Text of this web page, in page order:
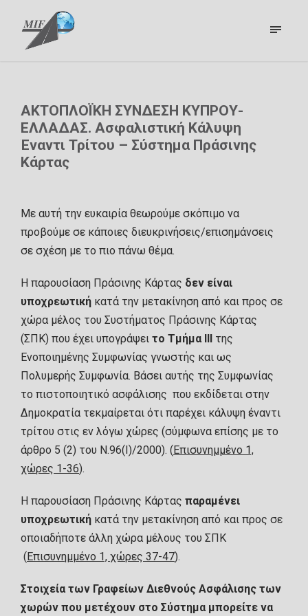
ΑΚΤΟΠΛΟΪΚΗ ΣΥΝΔΕΣΗ ΚΥΠΡΟΥ-
ΕΛΛΑΔΑΣ. Ασφαλιστική Κάλυψη
Έναντι Τρίτου – Σύστημα Πράσινης
Κάρτας
Με αυτή την ευκαιρία θεωρούμε σκόπιμο να
προβούμε σε κάποιες διευκρινήσεις/επισημάνσεις
σε σχέση με το πιο πάνω θέμα.
Η παρουσίαση Πράσινης Κάρτας δεν είναι
υποχρεωτική κατά την μετακίνηση από και προς σε
χώρα μέλος του Συστήματος Πράσινης Κάρτας
(ΣΠΚ) που έχει υπογράψει το Τμήμα ΙΙΙ της
Ενοποιημένης Συμφωνίας γνωστής και ως
Πολυμερής Συμφωνία. Βάσει αυτής της Συμφωνίας
το πιστοποιητικό ασφάλισης που εκδίδεται στην
Δημοκρατία τεκμαίρεται ότι παρέχει κάλυψη έναντι
τρίτου στις εν λόγω χώρες (σύμφωνα επίσης με το
άρθρο 5 (2) του Ν.96(Ι)/2000). (Επισυνημμένο 1,
χώρες 1-36).
Η παρουσίαση Πράσινης Κάρτας παραμένει
υποχρεωτική κατά την μετακίνηση από και προς σε
οποιαδήποτε άλλη χώρα μέλους του ΣΠΚ
(Επισυνημμένο 1, χώρες 37-47).
Στοιχεία των Γραφείων Διεθνούς Ασφάλισης των
χωρών που μετέχουν στο Σύστημα μπορείτε να